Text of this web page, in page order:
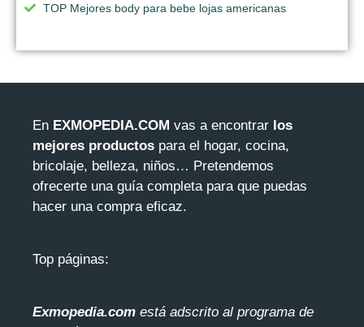
TOP Mejores body para bebe lojas americanas
En EXMOPEDIA.COM vas a encontrar los
mejores productos para el hogar, cocina,
bricolaje, belleza, niños… Pretendemos
ofrecerte una guía completa para que puedas
hacer una compra eficaz.
Top páginas:
Exmopedia.com está adscrito al programa de